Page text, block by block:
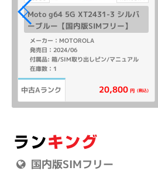
Moto g64 5G XT2431-3 シルバ
ーブルー【国内版SIMフリー】
メーカー：MOTOROLA
発売日：2024/06
付属品: 箱/SIM取り出しピン/マニュアル
在庫数：1
中古Aランク 20,800 円 (税込)
国内版SIMフリー